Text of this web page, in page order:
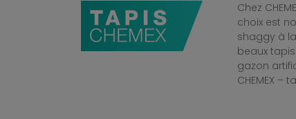
Chez
choix est
shaggy à
beaux
gazon
CHEMEX –